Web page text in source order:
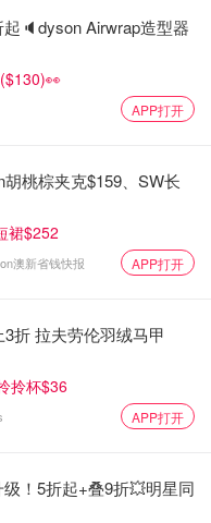
粉.
中间的区域抬起，然
在上面，面饼中间的小
，表面涂抹一层蛋液，
🔈dyson Airwrap造型器
APP打开
胡桃棕夹克$159、SW长
裙$252
澳新省钱快报 APP打开
折 拉夫劳伦羽绒马甲
拎杯$36
APP打开
！5折起+叠9折💥明星同